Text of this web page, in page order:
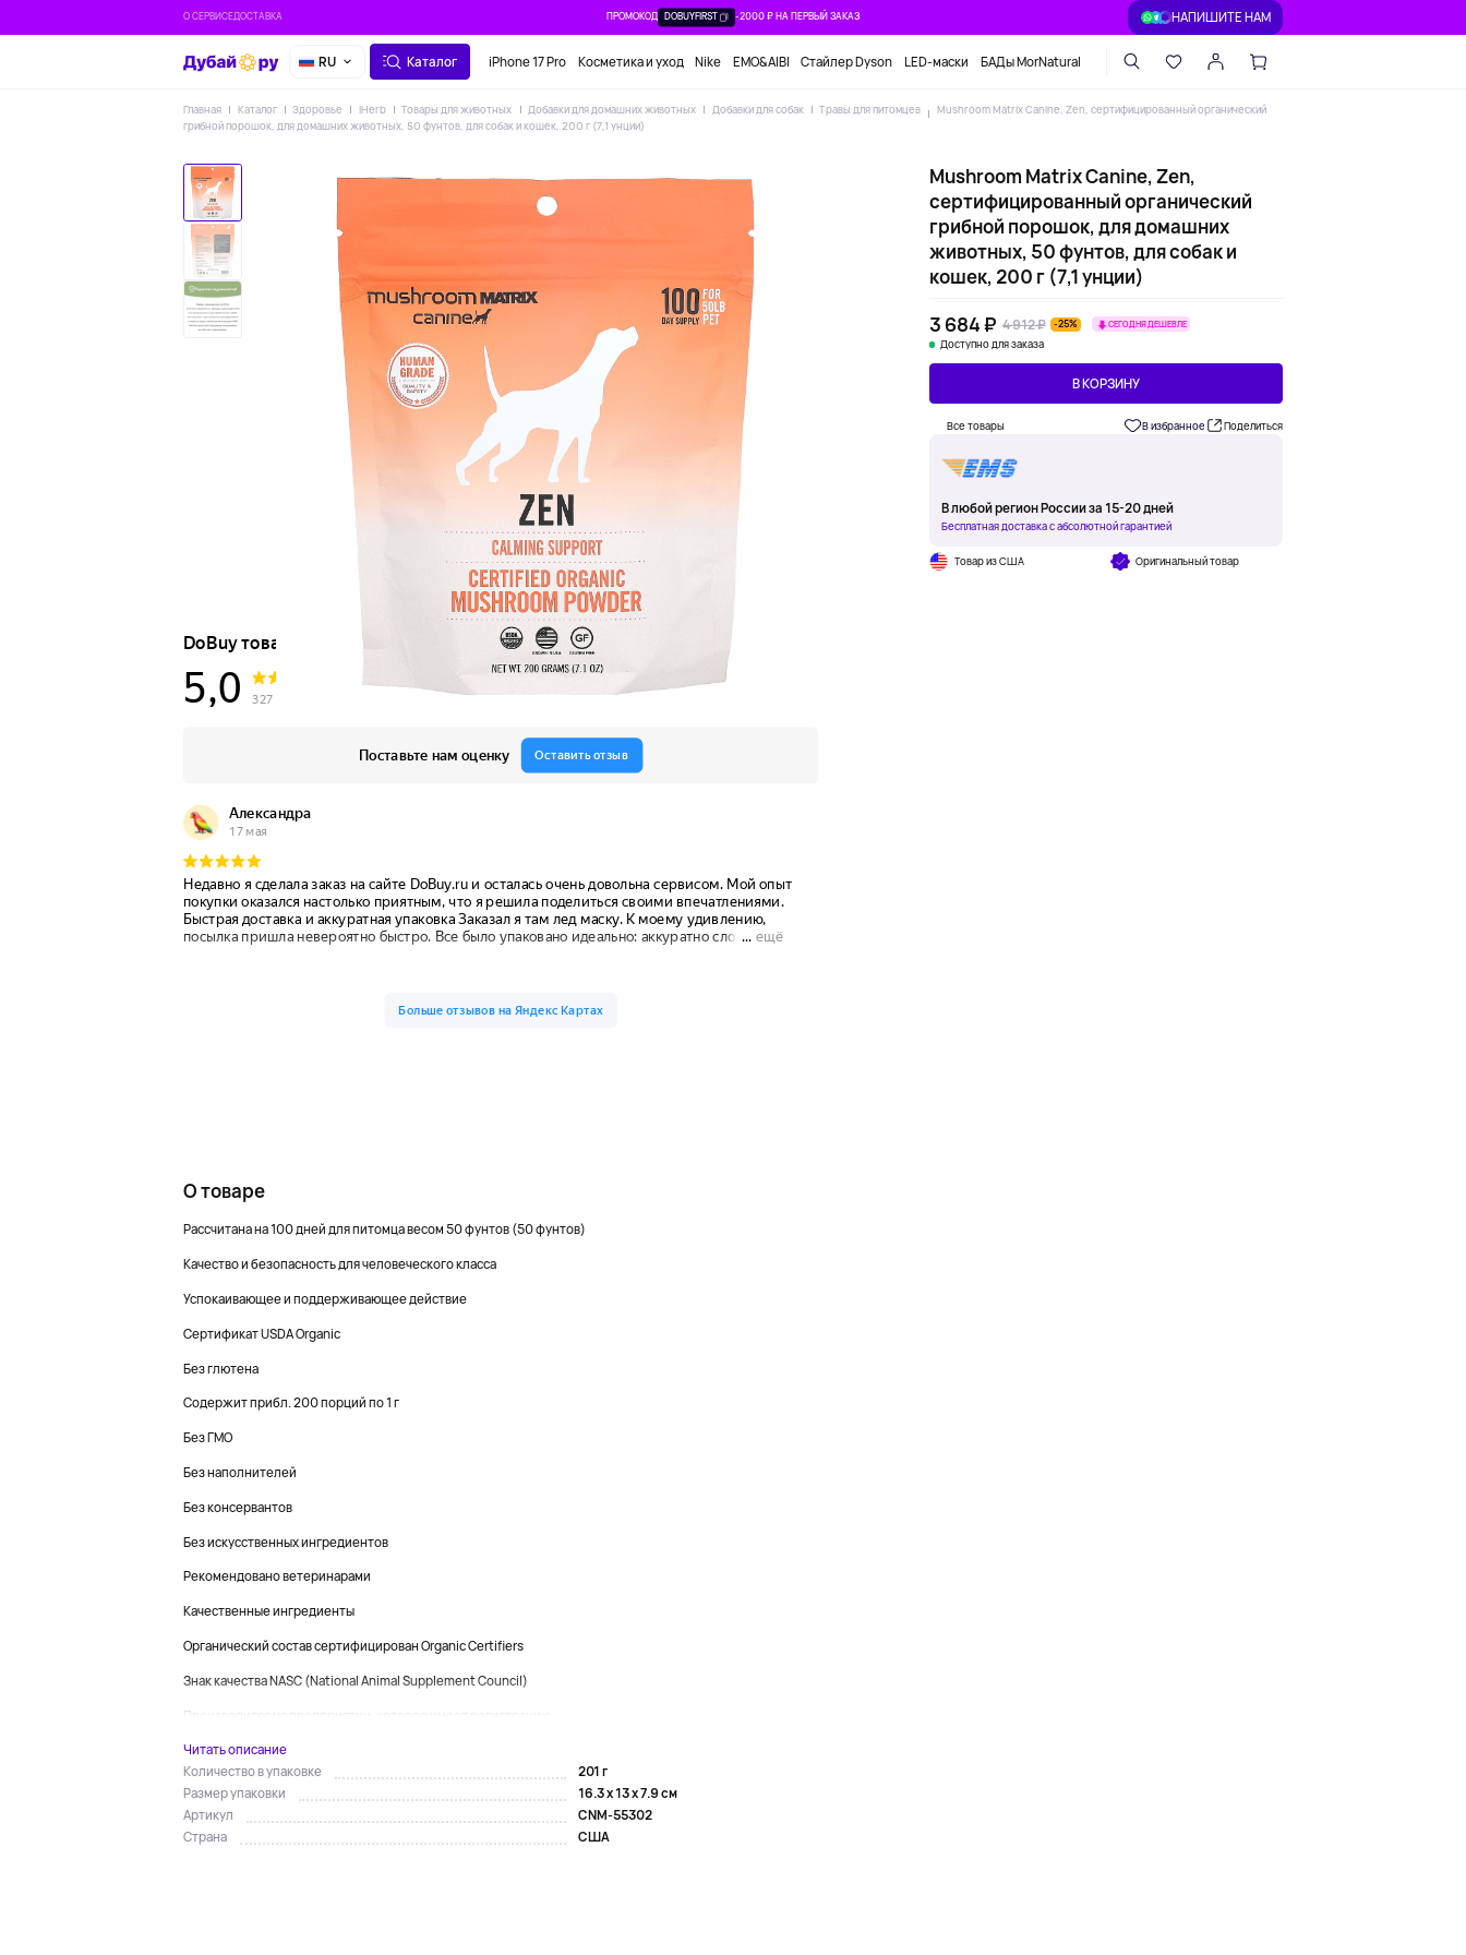
О СЕРВИСЕДОСТАВКА ПРОМОКОД DOBUYFIRST -2000 ₽ НА ПЕРВЫЙ ЗАКАЗ НАПИШИТЕ НАМ
RU Каталог iPhone 17 Pro Косметика и уход Nike EMO&AIBI Стайлер Dyson LED-маски БАДы MorNatural
Главная Каталог Здоровье IHerb Товары для животных Добавки для домашних животных Добавки для собак Травы для питомцев
Mushroom Matrix Canine, Zen, сертифицированный органический
грибной порошок, для домашних животных, 50 фунтов, для собак и кошек, 200 г (7,1 унции)
Mushroom Matrix Canine, Zen,
сертифицированный органический
грибной порошок, для домашних
животных, 50 фунтов, для собак и
кошек, 200 г (7,1 унции)
3 684 ₽ 4 912 ₽ -25% СЕГОДНЯ ДЕШЕВЛЕ
Доступно для заказа
В КОРЗИНУ
Все товары В избранное Поделиться
В любой регион России за 15-20 дней
Бесплатная доставка с абсолютной гарантией
Товар из США Оригинальный товар
О товаре
Рассчитана на 100 дней для питомца весом 50 фунтов (50 фунтов)
Качество и безопасность для человеческого класса
Успокаивающее и поддерживающее действие
Сертификат USDA Organic
Без глютена
Содержит прибл. 200 порций по 1 г
Без ГМО
Без наполнителей
Без консервантов
Без искусственных ингредиентов
Рекомендовано ветеринарами
Качественные ингредиенты
Органический состав сертифицирован Organic Certifiers
Знак качества NASC (National Animal Supplement Council)
Производится на предприятии, которое имеет регистрацию...
Читать описание
Количество в упаковке
201 г
Размер упаковки
16.3 x 13 x 7.9 см
Артикул
CNM-55302
Страна
США